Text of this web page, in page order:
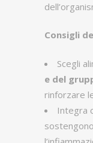
Consigli
Scegli
e del
rinforzare
Integra